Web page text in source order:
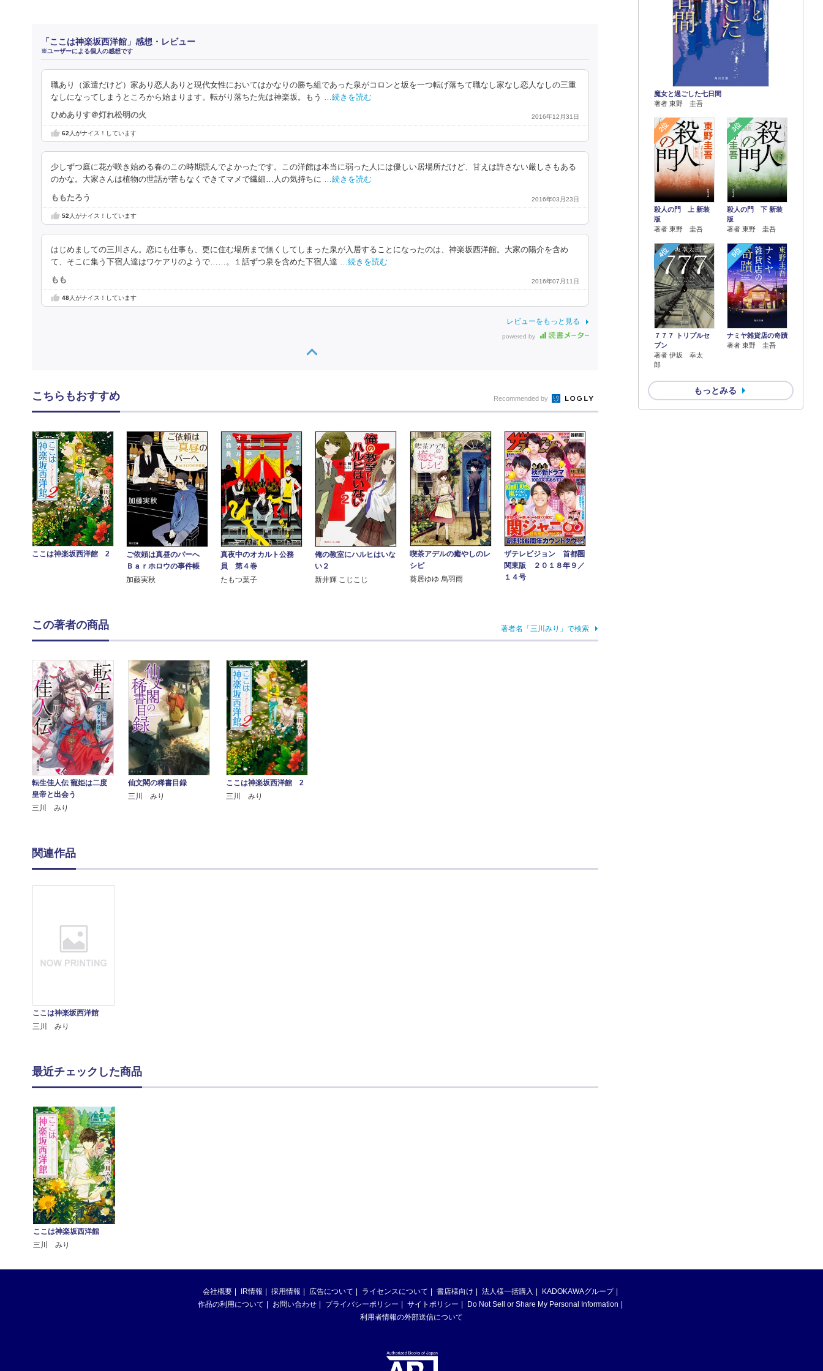
「ここは神楽坂西洋館」感想・レビュー
※ユーザーによる個人の感想です
職あり（派遣だけど）家あり恋人ありと現代女性においてはかなりの勝ち組であった泉がコロンと坂を一つ転げ落ちて職なし家なし恋人なしの三重
なしになってしまうところから始まります。転がり落ちた先は神楽坂。もう
…続きを読む
ひめありす＠灯れ松明の火 2016年12月31日
62 人がナイス！しています
少しずつ庭に花が咲き始める春のこの時期読んでよかったです。この洋館は本当に弱った人には優しい居場所だけど、甘えは許さない厳しさもある
のかな。大家さんは植物の世話が苦もなくできてマメで繊細…人の気持ちに …続きを読む
ももたろう 2016年03月23日
52 人がナイス！しています
はじめましての三川さん。恋にも仕事も、更に住む場所まで無くしてしまった泉が入居することになったのは、神楽坂西洋館。大家の陽介を含め
て、そこに集う下宿人達はワケアリのようで……。１話ずつ泉を含めた下宿人達
…続きを読む
もも 2016年07月11日
48人がナイス！しています
レビューをもっと見る
powered by
魔女と過ごした七日間
著者 東野 圭吾
2位
殺人の門 上 新装
版
著者 東野 圭吾
3位
殺人の門 下 新装
版
著者 東野 圭吾
4位
７７７ トリプルセ
ブン
著者 伊坂 幸太
郎
5位
ナミヤ雑貨店の奇蹟
著者 東野 圭吾
もっとみる
こちらもおすすめ Recommended by
ここは神楽坂西洋館 2
ご依頼は真昼のバーへ
Ｂａｒホロウの事件帳
加藤実秋
真夜中のオカルト公務
員 第４巻
たもつ葉子
俺の教室にハルヒはいな
い２
新井輝 こじこじ
喫茶アデルの癒やしのレ
シピ
葵居ゆゆ 烏羽雨
ザテレビジョン 首都圏
関東版 ２０１８年９／
１４号
この著者の商品 著者名「三川みり」で検索
転生佳人伝 寵姫は二度
皇帝と出会う
三川 みり
仙文閣の稀書目録
三川 みり
ここは神楽坂西洋館 2
三川 みり
関連作品
ここは神楽坂西洋館
三川 みり
最近チェックした商品
ここは神楽坂西洋館
三川 みり
会社概要 IR情報 採用情報 広告について ライセンスについて 書店様向け 法人様一括購入
KADOKAWAグループ
作品の利用について
お問い合わせ プライバシーポリシー サイトポリシー
Do Not Sell or Share My Personal Information
利用者情報の外部送信について